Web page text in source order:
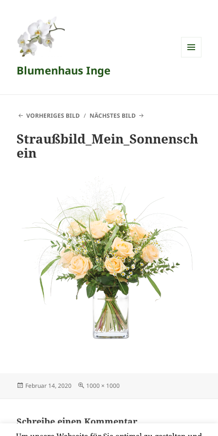
Blumenhaus Inge
VORHERIGES BILD NÄCHSTES BILD
Straußbild_Mein_Sonnensch
ein
Veröffentlicht
Februar 14, 2020 Originalgröße
1000 × 1000
Schreibe einen Kommentar
Du musstangemeldetsein, um einen Kommentar